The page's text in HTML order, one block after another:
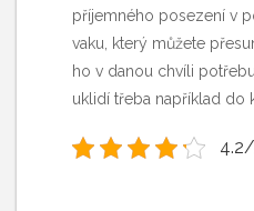
příjemného posezení v
vaku, který můžete
ho v danou chvíli
uklidí třeba například do